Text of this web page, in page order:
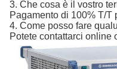
3. Che cosa è il vostro
Pagamento di 100% T/T
4. Come posso fare
Potete contattarci online